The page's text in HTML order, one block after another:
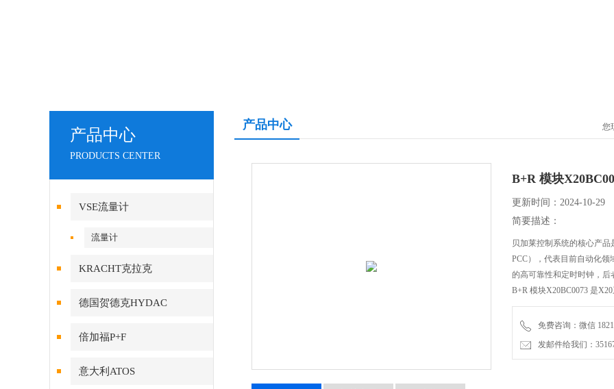
产品中心
PRODUCTS CENTER
VSE流量计
流量计
KRACHT克拉克
德国贺德克HYDAC
倍加福P+F
意大利ATOS
产品中心 您
B+R 模块
更新时间：2024-10-29
简要描述：
贝加莱控制系统的核心产品
PCC），代表目前自动化
的高可靠性和定时时钟，
B+R 模块X20BC0073 是
免费咨询：微信
发邮件给我们：